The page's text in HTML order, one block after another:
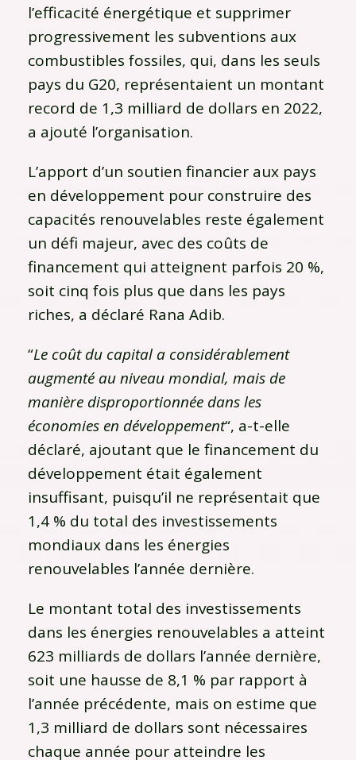
l’efficacité énergétique et supprimer
progressivement les subventions aux
combustibles fossiles, qui, dans les seuls
pays du G20, représentaient un montant
record de 1,3 milliard de dollars en 2022,
a ajouté l’organisation.
L’apport d’un soutien financier aux pays
en développement pour construire des
capacités renouvelables reste également
un défi majeur, avec des coûts de
financement qui atteignent parfois 20 %,
soit cinq fois plus que dans les pays
riches, a déclaré Rana Adib.
“Le coût du capital a considérablement
augmenté au niveau mondial, mais de
manière disproportionnée dans les
économies en développement“, a-t-elle
déclaré, ajoutant que le financement du
développement était également
insuffisant, puisqu’il ne représentait que
1,4 % du total des investissements
mondiaux dans les énergies
renouvelables l’année dernière.
Le montant total des investissements
dans les énergies renouvelables a atteint
623 milliards de dollars l’année dernière,
soit une hausse de 8,1 % par rapport à
l’année précédente, mais on estime que
1,3 milliard de dollars sont nécessaires
chaque année pour atteindre les